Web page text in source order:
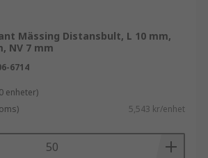
Mässing Distansbult, L 10 mm,
NV 7 mm
6714
enheter)
5,543 kr/enhet